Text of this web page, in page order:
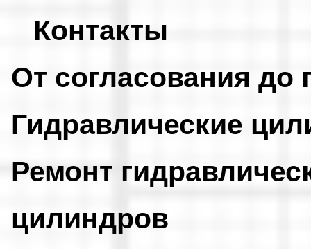
Контакты
От согласования до
Гидравлические
Ремонт
цилиндров